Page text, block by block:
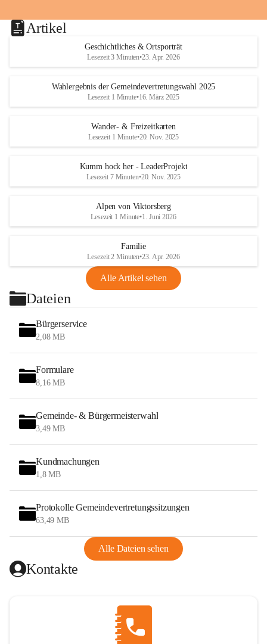
Artikel
Geschichtliches & Ortsporträt
Lesezeit 3 Minuten•23. Apr. 2026
Wahlergebnis der Gemeindevertretungswahl 2025
Lesezeit 1 Minute•16. März 2025
Wander- & Freizeitkarten
Lesezeit 1 Minute•20. Nov. 2025
Kumm hock her - LeaderProjekt
Lesezeit 7 Minuten•20. Nov. 2025
Alpen von Viktorsberg
Lesezeit 1 Minute•1. Juni 2026
Familie
Lesezeit 2 Minuten•23. Apr. 2026
Alle Artikel sehen
Dateien
Bürgerservice
2,08 MB
Formulare
8,16 MB
Gemeinde- & Bürgermeisterwahl
3,49 MB
Kundmachungen
1,8 MB
Protokolle Gemeindevertretungssitzungen
63,49 MB
Alle Dateien sehen
Kontakte